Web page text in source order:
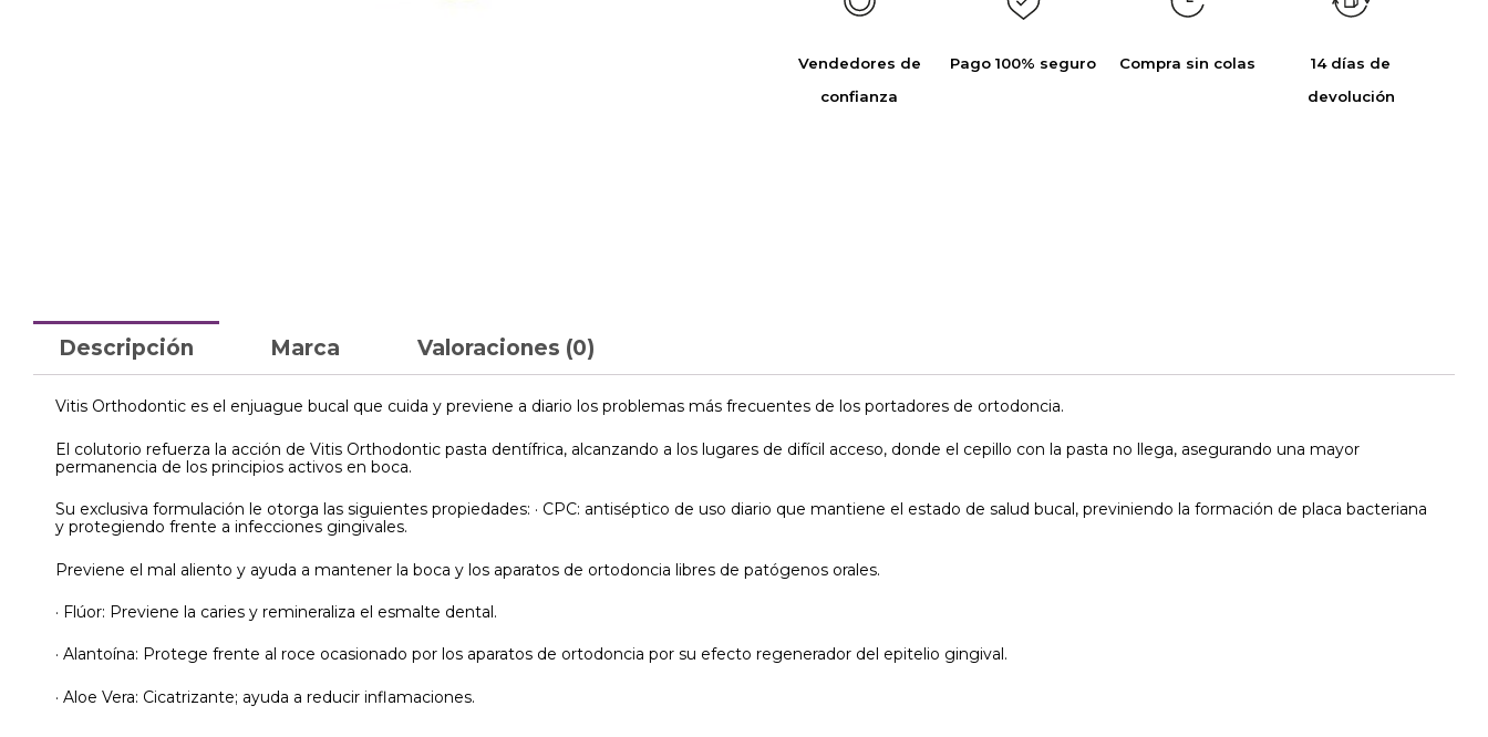
Vendedores de
confianza
Pago 100% seguro Compra sin colas
14 días de
devolución
Descripción Marca Valoraciones (0)
Vitis Orthodontic es el enjuague bucal que cuida y previene a diario los problemas más frecuentes de los portadores de ortodoncia.
El colutorio refuerza la acción de Vitis Orthodontic pasta dentífrica, alcanzando a los lugares de difícil acceso, donde el cepillo con la pasta no llega, asegurando una mayor
permanencia de los principios activos en boca.
Su exclusiva formulación le otorga las siguientes propiedades: · CPC: antiséptico de uso diario que mantiene el estado de salud bucal, previniendo la formación de placa bacteriana
y protegiendo frente a infecciones gingivales.
Previene el mal aliento y ayuda a mantener la boca y los aparatos de ortodoncia libres de patógenos orales.
· Flúor: Previene la caries y remineraliza el esmalte dental.
· Alantoína: Protege frente al roce ocasionado por los aparatos de ortodoncia por su efecto regenerador del epitelio gingival.
· Aloe Vera: Cicatrizante; ayuda a reducir inflamaciones.